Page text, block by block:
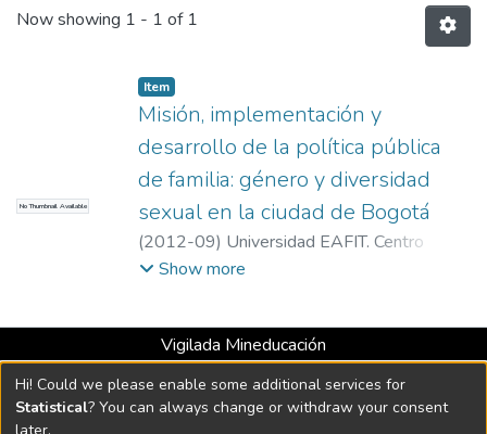
Now showing 1 - 1 of 1
No Thumbnail Available
Item
Misión, implementación y
desarrollo de la política pública
de familia: género y diversidad
sexual en la ciudad de Bogotá
(2012-09) Universidad EAFIT. Centro
Multimedial;Universidad EAFIT. Centro
Show more
Vigilada Mineducación
Universidad con Acreditación Institucional hasta 2026 -
Resolución MEN 2158 de 2018
Hi! Could we please enable some additional services for
Statistical? You can always change or withdraw your consent